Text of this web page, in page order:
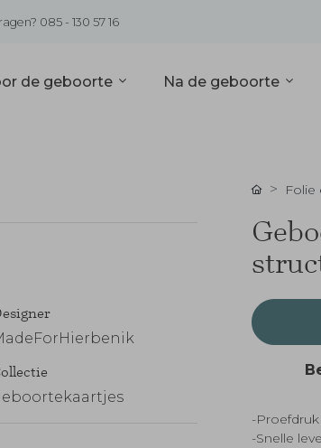
085 - 130 57 16
de geboorte Na de geboorte
Folie
-
-Snelle